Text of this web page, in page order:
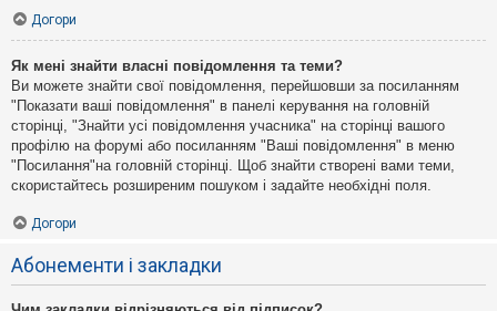
Догори
Як мені знайти власні повідомлення та теми?
Ви можете знайти свої повідомлення, перейшовши за посиланням
"Показати ваші повідомлення" в панелі керування на головній
сторінці, "Знайти усі повідомлення учасника" на сторінці вашого
профілю на форумі або посиланням "Ваші повідомлення" в меню
"Посилання"на головній сторінці. Щоб знайти створені вами теми,
скористайтесь розширеним пошуком і задайте необхідні поля.
Догори
Абонементи і закладки